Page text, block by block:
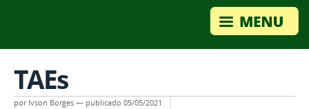
TAEs
por Ivson Borges — publicado 05/05/2021